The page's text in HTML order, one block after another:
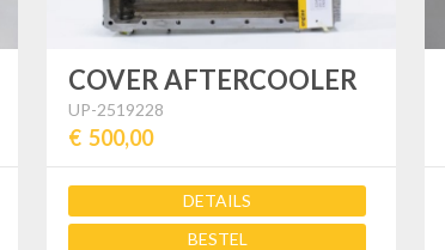
COVER AFTERCOOLER
UP-2519228
€ 500,00
DETAILS
BESTEL